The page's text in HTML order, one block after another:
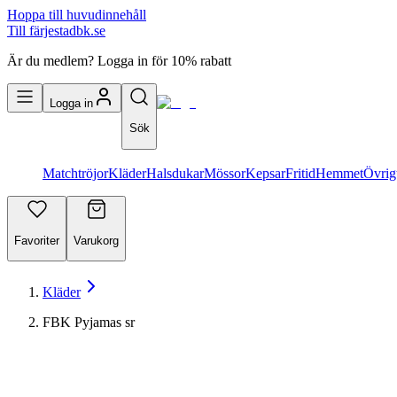
Hoppa till huvudinnehåll
Till färjestadbk.se
Är du medlem? Logga in för 10% rabatt
Logga in
Sök
MatchtröjorKläderHalsdukarMössorKepsarFritidHemmet
Favoriter Varukorg
Kläder
FBK Pyjamas sr